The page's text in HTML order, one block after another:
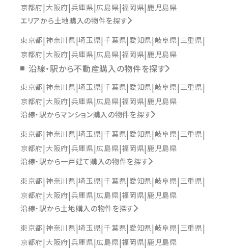
京都府 大阪府 兵庫県 広島県 福岡県 鹿児島県
エリアから土地購入の物件を探す
東京都 神奈川県 埼玉県 千葉県 愛知県 岐阜県 三重県
京都府 大阪府 兵庫県 広島県 福岡県 鹿児島県
沿線・駅から不動産購入の物件を探す
東京都 神奈川県 埼玉県 千葉県 愛知県 岐阜県 三重県
京都府 大阪府 兵庫県 広島県 福岡県 鹿児島県
沿線・駅からマンション購入の物件を探す
東京都 神奈川県 埼玉県 千葉県 愛知県 岐阜県 三重県
京都府 大阪府 兵庫県 広島県 福岡県 鹿児島県
沿線・駅から一戸建て購入の物件を探す
東京都 神奈川県 埼玉県 千葉県 愛知県 岐阜県 三重県
京都府 大阪府 兵庫県 広島県 福岡県 鹿児島県
沿線・駅から土地購入の物件を探す
東京都 神奈川県 埼玉県 千葉県 愛知県 岐阜県 三重県
京都府 大阪府 兵庫県 広島県 福岡県 鹿児島県